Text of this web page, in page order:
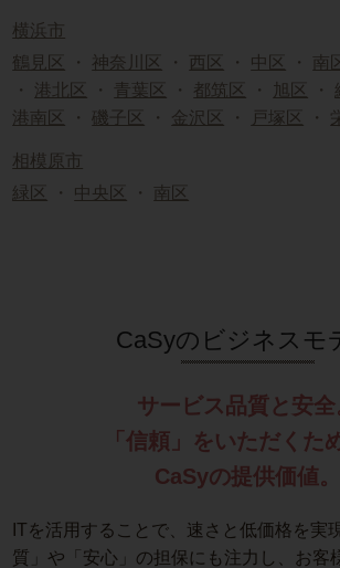
横浜市
鶴見区
・ 神奈川区 ・ 西区 ・ 中区 ・ 南
・ 港北区 ・ 青葉区 ・ 都筑区 ・ 旭区 ・
港南区
・磯子区 ・ 金沢区 ・ 戸塚区 ・
相模原市
緑区
・ 中央区 ・ 南区
CaSyのビジネスモ
サービス品質と安全
「信頼」をいただくた
CaSyの提供価値。
ITを活用することで、速さと低価格を実
質」や「安心」の担保にも注力し、お客